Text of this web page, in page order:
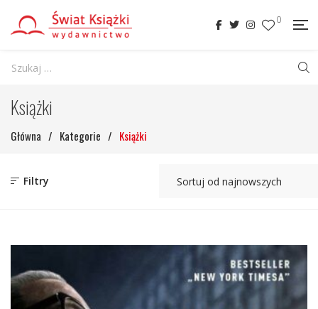
0
Książki
Główna / Kategorie / Książki
Filtry